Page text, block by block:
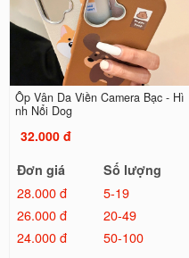
Ốp Vân Da Viền Camera Bạc - Hì
nh Nổi Dog
32.000 đ
Đơn giá
Số lượng
28.000 đ
5-19
26.000 đ
20-49
24.000 đ
50-100